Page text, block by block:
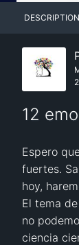
DESCRIPTION
12
Espero
fuertes.
hoy,
El tema
no
ciencia